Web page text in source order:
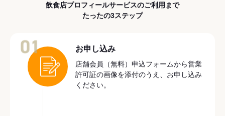
飲食店プロフィールサービスのご利用まで
たったの3ステップ
お申し込み
店舗会員（無料）申込フォームから営業
許可証の画像を添付のうえ、お申し込み
ください。